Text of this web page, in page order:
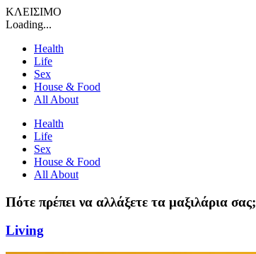
ΚΛΕΙΣΙΜΟ
Loading...
Health
Life
Sex
House & Food
All About
Health
Life
Sex
House & Food
All About
Πότε πρέπει να αλλάξετε τα μαξιλάρια σας;
Living